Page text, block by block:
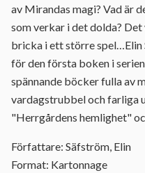
av Mirandas magi? Vad är
som verkar i det dolda?
bricka i ett större spel…Elin
för den första boken i
spännande böcker fulla av
vardagstrubbel och farliga
"Herrgårdens hemlighet"
Författare: Säfström, Elin
Format: Kartonnage